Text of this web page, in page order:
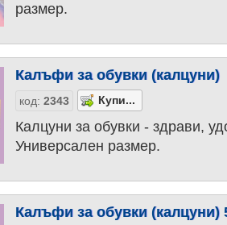
размер.
Калъфи за обувки (калцуни)
код:2343
Калцуни за обувки - здрави,
Универсален размер.
Калъфи за обувки (калцуни)